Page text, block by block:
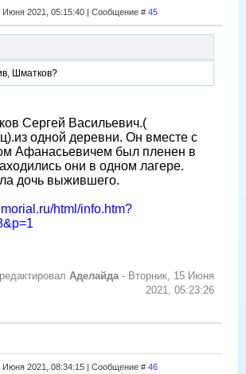
Июня 2021, 05:15:40 | Сообщение # 45
Шматков?
Сергей Васильевич.(
одной деревни. Он вместе с
Афанасьевичем был пленен в
они в одном лагере.
дочь выжившего.
html/info.htm?
Аделайда- Вторник, 15 Июня
2021, 05:23:26
Июня 2021, 08:34:15 | Сообщение # 46